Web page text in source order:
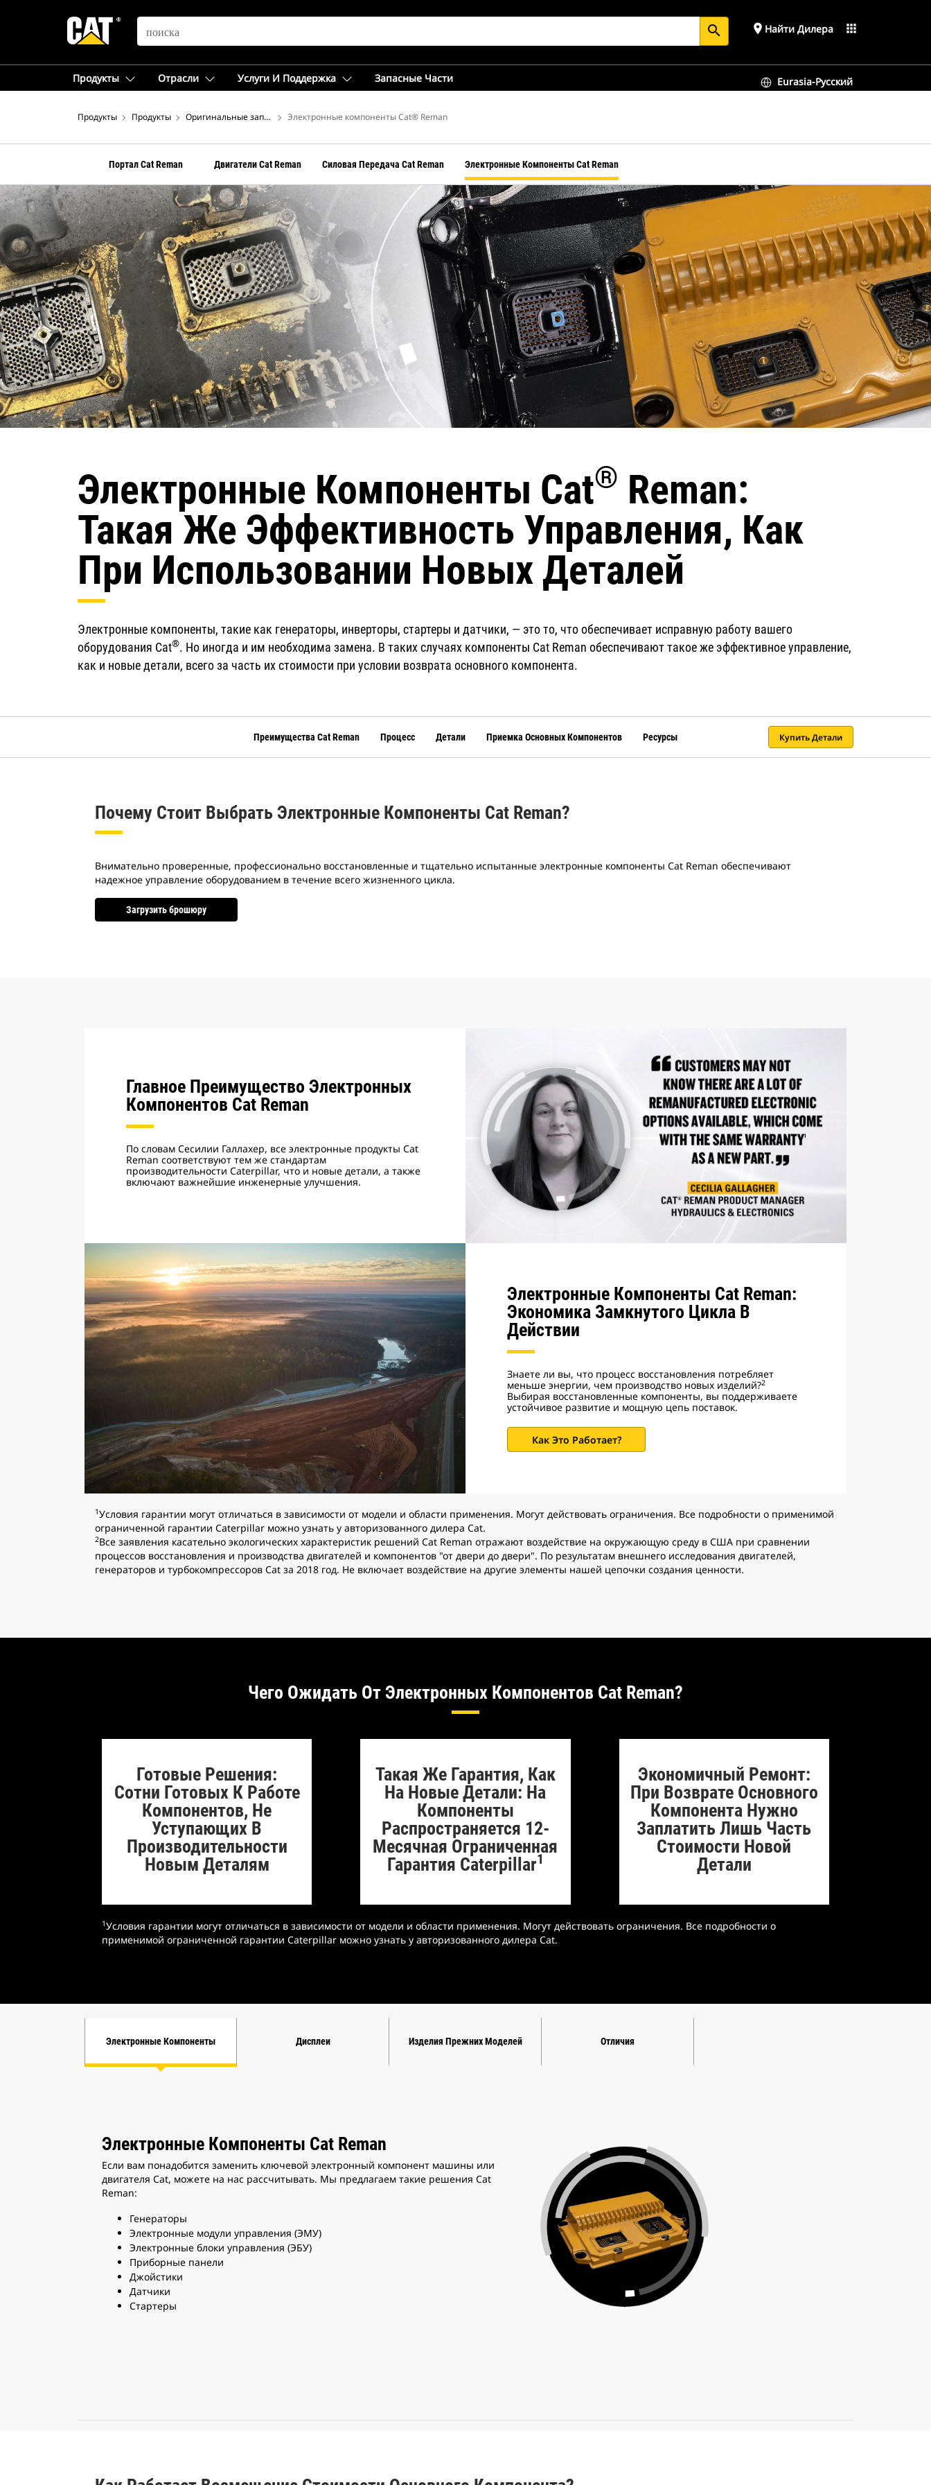
SEARCH search place Найти Дилера apps
Продукты Отрасли Услуги И Поддержка Запасные Части Eurasia-Русский
Продукты Продукты Оригинальные запчасти Cat®Электронные компоненты Cat® Reman
Портал Cat Reman Двигатели Cat Reman Силовая Передача Cat Reman Электронные Компоненты Cat Reman
Электронные Компоненты Cat® Reman:
Такая Же Эффективность Управления, Как
При Использовании Новых Деталей
Электронные компоненты, такие как генераторы, инверторы, стартеры и датчики, — это то, что обеспечивает исправную работу вашего
оборудования Cat®. Но иногда и им необходима замена. В таких случаях компоненты Cat Reman обеспечивают такое же эффективное управление,
как и новые детали, всего за часть их стоимости при условии возврата основного компонента.
Преимущества Cat Reman Процесс Детали Приемка Основных Компонентов Ресурсы Купить Детали
Почему Стоит Выбрать Электронные Компоненты Cat Reman?
Внимательно проверенные, профессионально восстановленные и тщательно испытанные электронные компоненты Cat Reman обеспечивают
надежное управление оборудованием в течение всего жизненного цикла.
Загрузить брошюру
Главное Преимущество Электронных
Компонентов Cat Reman
По словам Сесилии Галлахер, все электронные продукты Cat
Reman соответствуют тем же стандартам
производительности Caterpillar, что и новые детали, а также
включают важнейшие инженерные улучшения.
Электронные Компоненты Cat Reman:
Экономика Замкнутого Цикла В
Действии
Знаете ли вы, что процесс восстановления потребляет
меньше энергии, чем производство новых изделий?2
Выбирая восстановленные компоненты, вы поддерживаете
устойчивое развитие и мощную цепь поставок.
Как Это Работает?
1Условия гарантии могут отличаться в зависимости от модели и области применения. Могут действовать ограничения. Все подробности о применимой
ограниченной гарантии Caterpillar можно узнать у авторизованного дилера Cat.
2Все заявления касательно экологических характеристик решений Cat Reman отражают воздействие на окружающую среду в США при сравнении
процессов восстановления и производства двигателей и компонентов "от двери до двери". По результатам внешнего исследования двигателей,
генераторов и турбокомпрессоров Cat за 2018 год. Не включает воздействие на другие элементы нашей цепочки создания ценности.
Чего Ожидать От Электронных Компонентов Cat Reman?
Готовые Решения:
Сотни Готовых К Работе
Компонентов, Не
Уступающих В
Производительности
Новым Деталям
Такая Же Гарантия, Как
На Новые Детали: На
Компоненты
Распространяется 12-
Месячная Ограниченная
Гарантия Caterpillar1
Экономичный Ремонт:
При Возврате Основного
Компонента Нужно
Заплатить Лишь Часть
Стоимости Новой
Детали
1Условия гарантии могут отличаться в зависимости от модели и области применения. Могут действовать ограничения. Все подробности о
применимой ограниченной гарантии Caterpillar можно узнать у авторизованного дилера Cat.
Электронные Компоненты Дисплеи Изделия Прежних Моделей Отличия
Электронные Компоненты Cat Reman
Если вам понадобится заменить ключевой электронный компонент машины или
двигателя Cat, можете на нас рассчитывать. Мы предлагаем такие решения Cat
Reman:
Генераторы
Электронные модули управления (ЭМУ)
Электронные блоки управления (ЭБУ)
Приборные панели
Джойстики
Датчики
Стартеры